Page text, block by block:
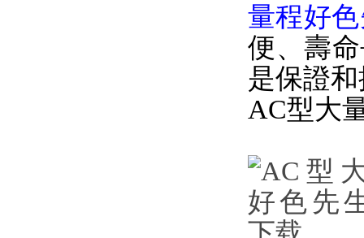
量程好
便、
是保證和
AC型大